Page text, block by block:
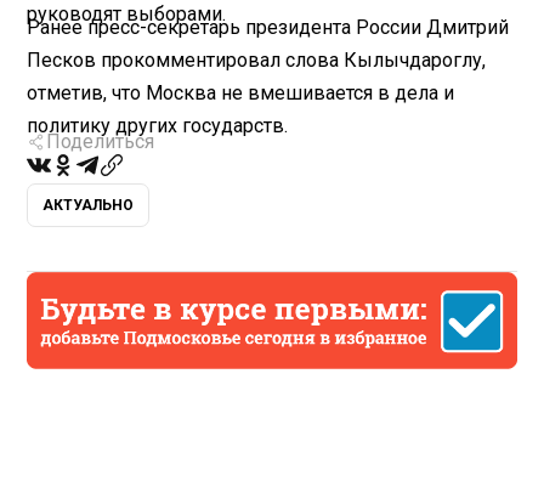
руководят выборами.
Ранее пресс-секретарь президента России Дмитрий
Песков прокомментировал слова Кылычдароглу,
отметив, что Москва не вмешивается в дела и
политику других государств.
Поделиться
АКТУАЛЬНО